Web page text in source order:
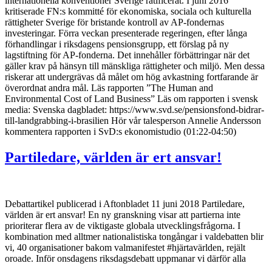
kritiserade FN:s kommitté för ekonomiska, sociala och kulturella
rättigheter Sverige för bristande kontroll av AP-fondernas
investeringar. Förra veckan presenterade regeringen, efter långa
förhandlingar i riksdagens pensionsgrupp, ett förslag på ny
lagstiftning för AP-fonderna. Det innehåller förbättringar när det
gäller krav på hänsyn till mänskliga rättigheter och miljö. Men dessa
riskerar att undergrävas då målet om hög avkastning fortfarande är
överordnat andra mål. Läs rapporten ”The Human and
Environmental Cost of Land Business” Läs om rapporten i svensk
media: Svenska dagbladet: https://www.svd.se/pensionsfond-bidrar-
till-landgrabbing-i-brasilien Hör vår talesperson Annelie Andersson
kommentera rapporten i SvD:s ekonomistudio (01:22-04:50)
Partiledare, världen är ert ansvar!
Debattartikel publicerad i Aftonbladet 11 juni 2018 Partiledare,
världen är ert ansvar! En ny granskning visar att partierna inte
prioriterar flera av de viktigaste globala utvecklingsfrågorna. I
kombination med alltmer nationalistiska tongångar i valdebatten blir
vi, 40 organisationer bakom valmanifestet #hjärtavärlden, rejält
oroade. Inför onsdagens riksdagsdebatt uppmanar vi därför alla